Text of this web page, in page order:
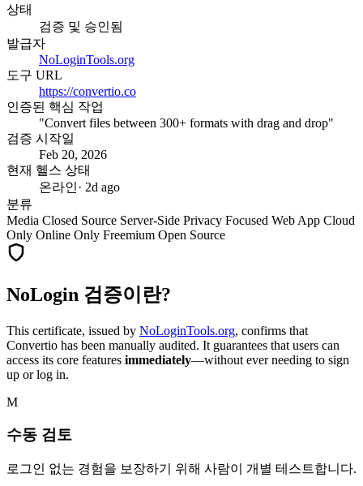
상태
검증 및 승인됨
발급자
NoLoginTools.org
도구 URL
https://convertio.co
인증된 핵심 작업
"Convert files between 300+ formats with drag and drop"
검증 시작일
Feb 20, 2026
현재 헬스 상태
온라인· 2d ago
분류
Media Closed Source Server-Side Privacy Focused Web App Cloud
Only Online Only Freemium Open Source
NoLogin 검증이란?
This certificate, issued by NoLoginTools.org, confirms that
Convertio has been manually audited. It guarantees that users can
access its core features immediately—without ever needing to sign
up or log in.
M
수동 검토
로그인 없는 경험을 보장하기 위해 사람이 개별 테스트합니다.